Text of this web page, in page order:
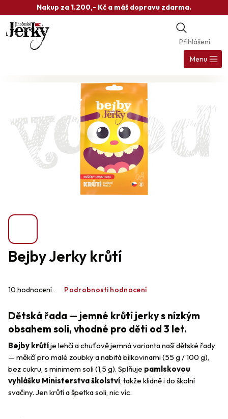
na
obsah
Nakup za 1.200,- Kč a máš dopravu zdarma.
Přihlášení
Menu
Bejby Jerky krůtí
hodnocení
4,2
z
hvězdiček.
10 hodnocení Podrobnosti hodnocení
Dětská řada — jemné krůtí jerky s nízkým
obsahem soli, vhodné pro děti od 3 let.
Bejby krůtíje lehčí a chuťově jemná varianta naší dětské řady
— měkčí pro malé zoubky a nabitá bílkovinami (55 g / 100 g),
bez cukru, s minimem soli (1,5 g). Splňuje pamlskovou
vyhlášku Ministerstva školství, takže klidně i do školní
svačiny. Jen krůtí a špetka soli, nic víc.